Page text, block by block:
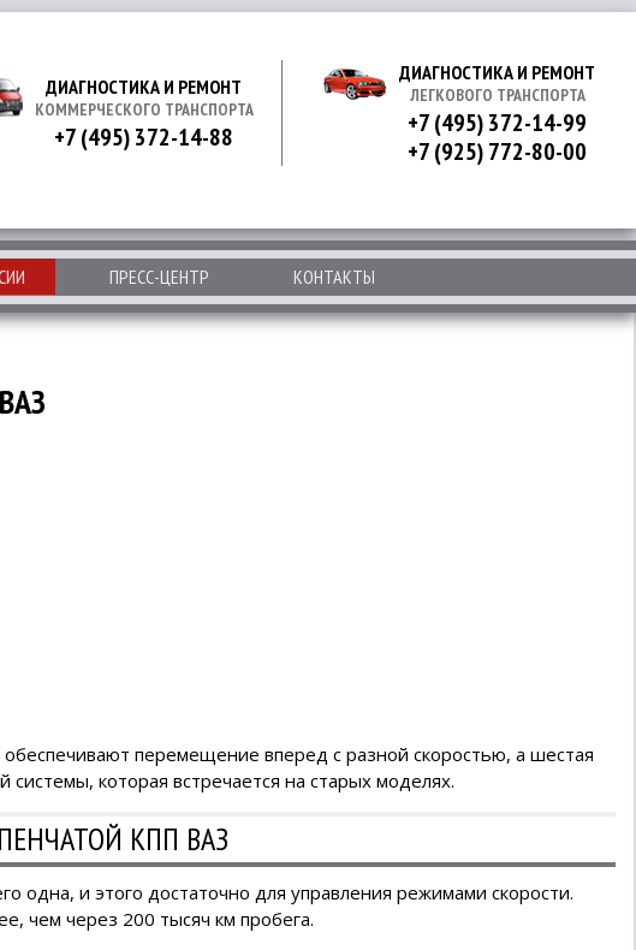
ДИАГНОСТИКА И РЕМОНТ
КОММЕРЧЕСКОГО ТРАНСПОРТА
+7 (495) 372-14-88
ДИАГНОСТИКА И РЕМОНТ
ЛЕГКОВОГО ТРАНСПОРТА
+7 (495) 372-14-99
+7 (925) 772-80-00
ПРЕСС-ЦЕНТР КОНТАКТЫ
перемещение вперед с разной скоростью, а шестая
системы, которая встречается на старых моделях.
КПП ВАЗ
и этого достаточно для управления режимами скорости.
чем через 200 тысяч км пробега.